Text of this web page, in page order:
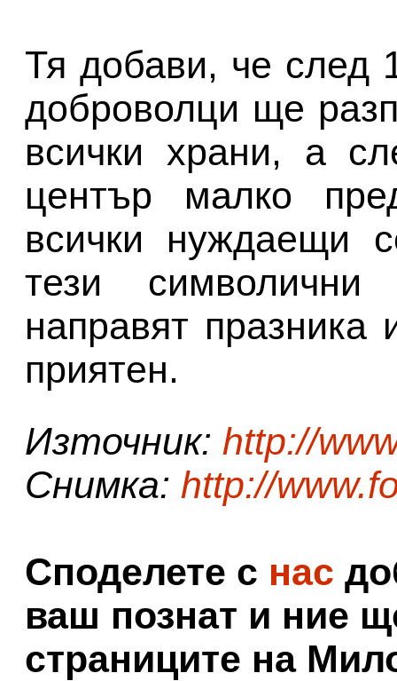
Тя добави, че след
доброволци ще
всички храни, а
център малко
всички нуждаещи
тези
направят
приятен.
Източник: http://
Снимка: http://
Споделете с нас
ваш познат и ние
страниците на